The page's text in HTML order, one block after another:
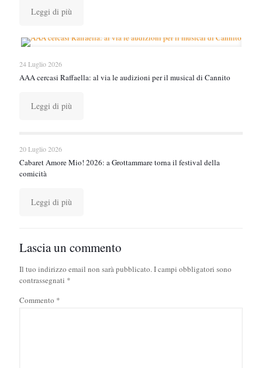
Leggi di più
24 Luglio 2026
AAA cercasi Raffaella: al via le audizioni per il musical di Cannito
Leggi di più
20 Luglio 2026
Cabaret Amore Mio! 2026: a Grottammare torna il festival della
comicità
Leggi di più
Lascia un commento
Il tuo indirizzo email non sarà pubblicato.I campi obbligatori sono
contrassegnati *
Commento *